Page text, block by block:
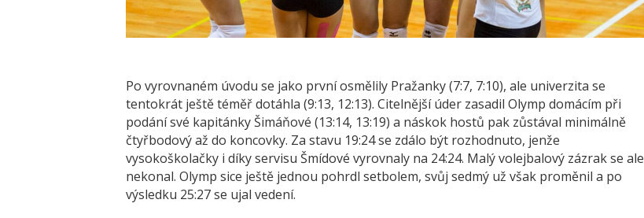
Po vyrovnaném úvodu se jako první osmělily Pražanky (7:7, 7:10), ale univerzita se
tentokrát ještě téměř dotáhla (9:13, 12:13). Citelnější úder zasadil Olymp domácím při
podání své kapitánky Šimáňové (13:14, 13:19) a náskok hostů pak zůstával minimálně
čtyřbodový až do koncovky. Za stavu 19:24 se zdálo být rozhodnuto, jenže
vysokoškolačky i díky servisu Šmídové vyrovnaly na 24:24. Malý volejbalový zázrak se ale
nekonal. Olymp sice ještě jednou pohrdl setbolem, svůj sedmý už však proměnil a po
výsledku 25:27 se ujal vedení.